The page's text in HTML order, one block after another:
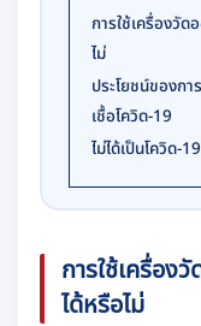
การใช้เครื่องวัด
ไม่
ประโยชน์ของก
เชื้อโควิด-19
ไม่ได้เป็นโควิด-
การใช้เครื่อง
ได้หรือไม่